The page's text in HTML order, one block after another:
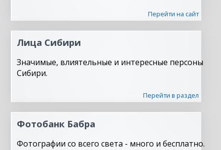
Перейти на сайт
Лица Сибири
Значимые, влиятельные и интересные персоны
Сибири.
Перейти в раздел
Фотобанк Бабра
Фотографии со всего света - много и бесплатно.